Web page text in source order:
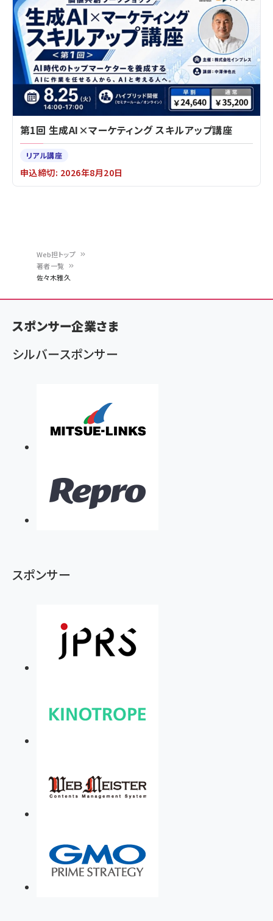
ン
く
ず
Web担トップ
著者一覧
佐々木雅久
第1回 生成AI×マーケティング スキルアップ講座
リアル講座
申込締切: 2026年8月20日
スポンサー企業さま
シルバースポンサー
スポンサー